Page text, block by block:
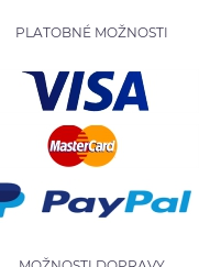
PLATOBNÉ MOŽNOSTI